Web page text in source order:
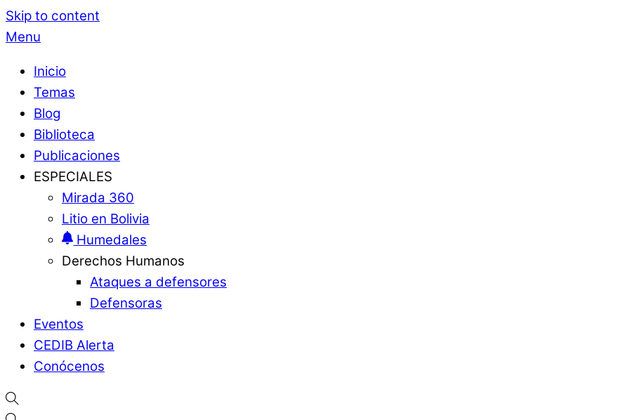
Skip to content
Menu
Inicio
Temas
Blog
Biblioteca
Publicaciones
ESPECIALES
Mirada 360
Litio en Bolivia
Humedales
Derechos Humanos
Ataques a defensores
Defensoras
Eventos
CEDIB Alerta
Conócenos